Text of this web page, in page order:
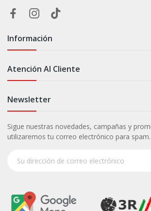
Información
Atención Al Cliente
Newsletter
Sigue nuestras novedades, campañas y
utilizaremos tu correo electrónico para spam.